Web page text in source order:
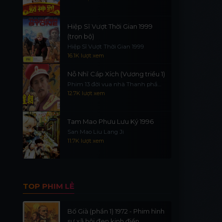
Hiệp Sĩ Vượt Thời Gian 1999
(trọn bộ)
Hiệp Sĩ Vượt Thời Gian 1999
16.1K lượt xem
Nỗ Nhĩ Cáp Xích (Vương triều 1)
Phim 13 đời vua nhà Thanh phần
112.7K lượt xem
Tam Mao Phưu Lưu Ký 1996
San Mao Liu Lang Ji
11.7K lượt xem
TOP PHIM LẺ
Bố Già (phần 1) 1972 - Phim hình